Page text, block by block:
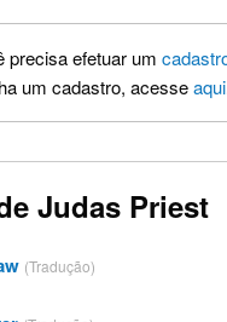
precisa efetuar um
um cadastro, acesseaqui
Judas Priest
(Tradução)